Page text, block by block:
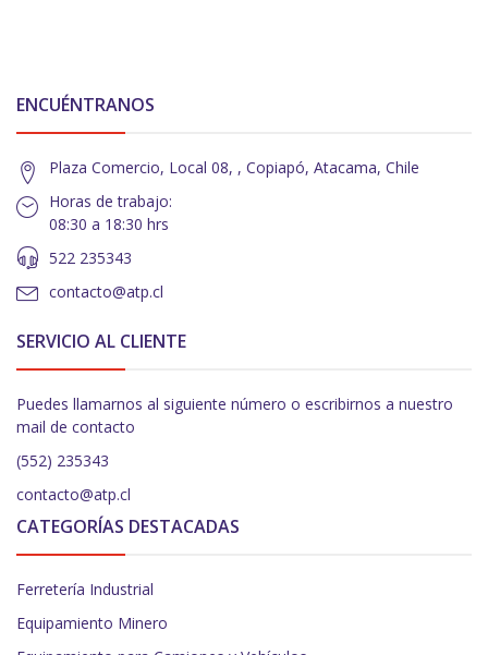
ENCUÉNTRANOS
Plaza Comercio, Local 08, , Copiapó, Atacama, Chile
Horas de trabajo:
08:30 a 18:30 hrs
522 235343
contacto@atp.cl
SERVICIO AL CLIENTE
Puedes llamarnos al siguiente número o escribirnos a nuestro
mail de contacto
(552) 235343
contacto@atp.cl
CATEGORÍAS DESTACADAS
Ferretería Industrial
Equipamiento Minero